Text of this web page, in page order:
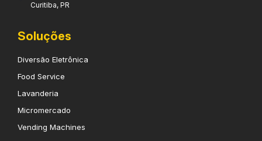
Curitiba, PR
Soluções
Diversão Eletrônica
Food Service
Lavanderia
Micromercado
Vending Machines